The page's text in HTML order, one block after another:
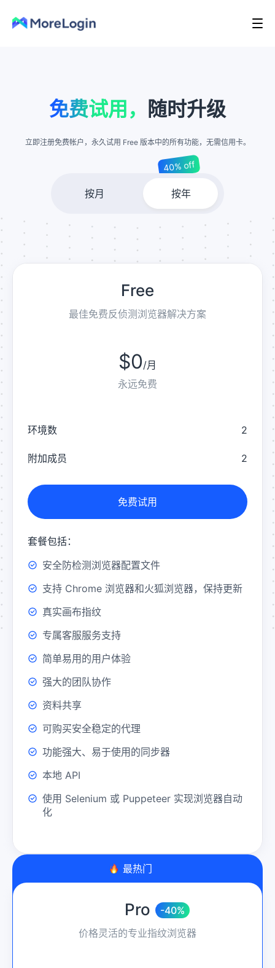
免费试用， 随时升级
立即注册免费帐户，永久试用 Free 版本中的所有功能，无需信用卡。
40% off
按月 按年
Free
最佳免费反侦测浏览器解决方案
$0/月
永远免费
环境数 2
附加成员 2
免费试用
套餐包括：
安全防检测浏览器配置文件
支持 Chrome 浏览器和火狐浏览器，保持更新
真实画布指纹
专属客服服务支持
简单易用的用户体验
强大的团队协作
资料共享
可购买安全稳定的代理
功能强大、易于使用的同步器
本地 API
使用 Selenium 或 Puppeteer 实现浏览器自动
化
最热门
Pro
-40%
价格灵活的专业指纹浏览器